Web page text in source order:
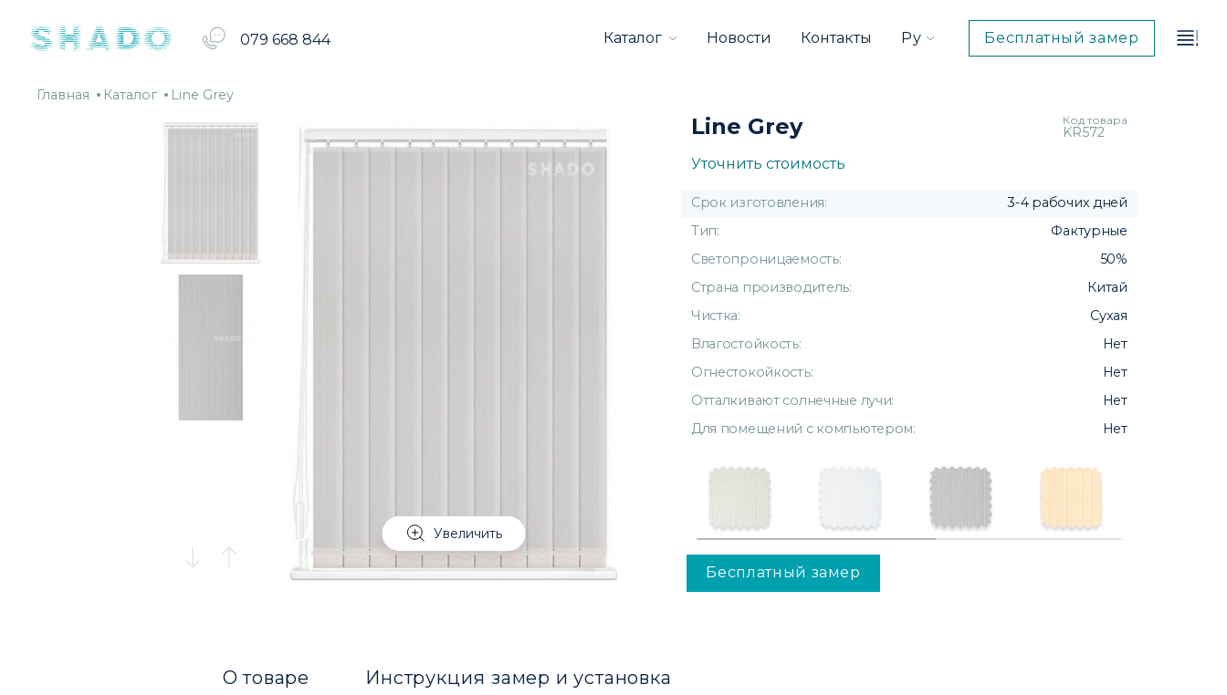
079 668 844 Каталог Новости Контакты Ру Бесплатный замер
Главная Главная
КаталогКаталог
Line
Line Grey
Увеличить
Line Grey Код товара
KR572
Уточнить стоимость
Срок изготовления:
3-4 рабочих дней
Тип:
Фактурные
Светопроницаемость:
50%
Страна производитель:
Китай
Чистка:
Сухая
Влагостойкость:
Нет
Огнестокойкость:
Нет
Отталкивают солнечные лучи:
Нет
Для помещений с компьютером:
Нет
Бесплатный замер
О товаре Инструкция замер и установка